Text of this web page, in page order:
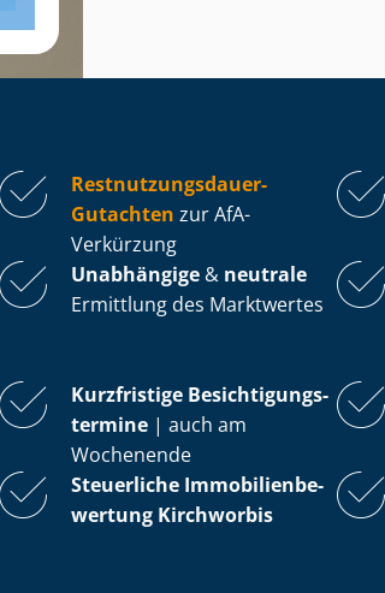
Rest­nut­zungs­dau­er-
Gutachten zur AfA-
Verkürzung
Unabhängige & neutrale
Ermittlung des Marktwertes
Kurzfristige Be­sich­ti­gungs­
ter­mi­ne | auch am
Wochenende
Steuerliche Im­mo­bi­li­en­be­
wer­tung Kirchworbis